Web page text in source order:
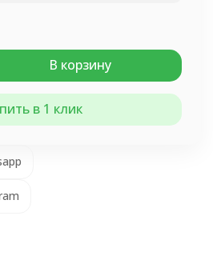
В корзину
в 1 клик